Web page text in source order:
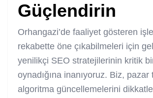
Güçlendirin
Orhangazi’de faaliyet gösteren
rekabette öne çıkabilmeleri için
yenilikçi SEO stratejilerinin kritik
oynadığına inanıyoruz. Biz,
algoritma güncellemelerini